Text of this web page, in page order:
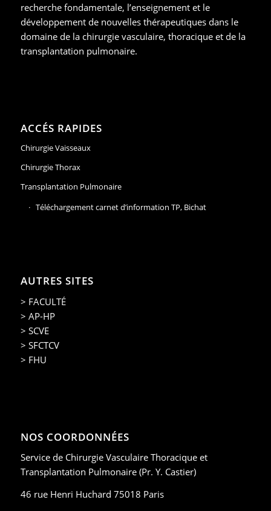
recherche fondamentale, l’enseignement et le
développement de nouvelles thérapeutiques dans le
domaine de la chirurgie vasculaire, thoracique et de la
transplantation pulmonaire.
ACCÉS RAPIDES
Chirurgie Vaisseaux
Chirurgie Thorax
Transplantation Pulmonaire
Téléchargement carnet d’information TP, Bichat
AUTRES SITES
> FACULTÉ
> AP-HP
> SCVE
> SFCTCV
> FHU
NOS COORDONNÉES
Service de Chirurgie Vasculaire Thoracique et
Transplantation Pulmonaire (Pr. Y. Castier)
46 rue Henri Huchard 75018 Paris